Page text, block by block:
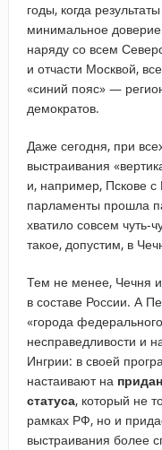
годы, когда
минимальное
наряду со всем
и отчасти Москвой,
«синий пояс» —
демократов.
Даже сегодня, при
выстраивания
и, например, Пскове
парламенты прошла
хватило совсем чуть-
такое, допустим, в
Тем не менее, Чечня
в составе России. А
«города
несправедливости и
Ингрии: в своей
настаивают на
статуса, который не
рамках РФ, но и
выстраивания более